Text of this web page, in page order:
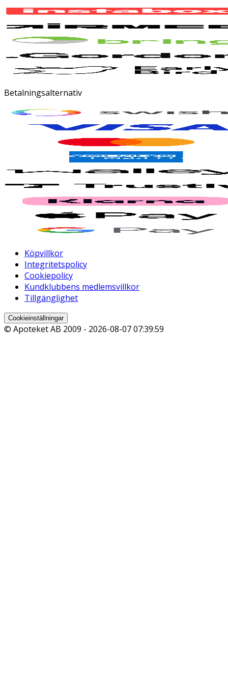
Betalningsalternativ
Köpvillkor
Integritetspolicy
Cookiepolicy
Kundklubbens medlemsvillkor
Tillgänglighet
Cookieinställningar
© Apoteket AB 2009 - 2026-08-07 07:39:59